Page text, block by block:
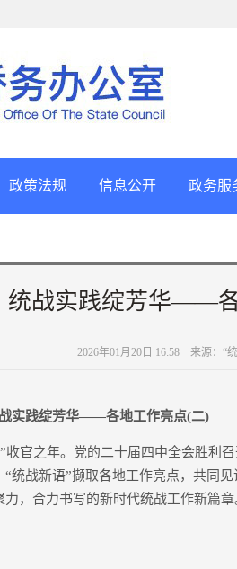
政策法规 信息公开 政务服
统战实践绽芳华——
2026年01月20日 16:58 来源：“
战实践绽芳华——各地工作亮点(二)
官之年。党的二十届四中全会胜利
统战新语”撷取各地工作亮点，共同
，合力书写的新时代统战工作新篇章